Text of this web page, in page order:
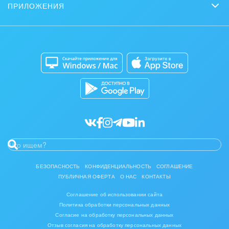
Контакт-центр
Нейросети
Кибербезопасность
Стать партнером
Битрикс24 для Энтерпрайз
ПРИЛОЖЕНИЯ
Битрикс24 Маркет
Разработчикам приложений
БЕЗОПАСНОСТЬ КОНФИДЕНЦИАЛЬНОСТЬ
СОГЛАШЕНИЕ
ПУБЛИЧНАЯ ОФЕРТА
О НАС КОНТАКТЫ
Соглашение об использовании сайта
Политика обработки персональных данных
Согласие на обработку персональных данных
Отзыв согласия на обработку персональных данных